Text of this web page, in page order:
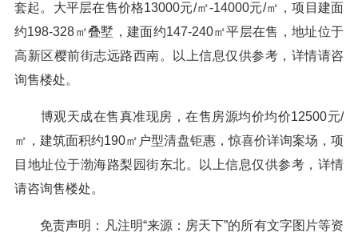
套起。大平层在售价格13000元/㎡-14000元/㎡，项目建面
约198-328㎡叠墅，建面约147-240㎡平层在售，地址位于
高新区樱前街志远路西南。以上信息仅供参考，详情请咨
询售楼处。
博观天成在售真准现房，在售房源均价均价12500元/
㎡，建筑面积约190㎡户型清盘钜惠，惊喜价详询案场，项
目地址位于渤海路梨园街东北。以上信息仅供参考，详情
请咨询售楼处。
免责声明：凡注明“来源：房天下”的所有文字图片等资